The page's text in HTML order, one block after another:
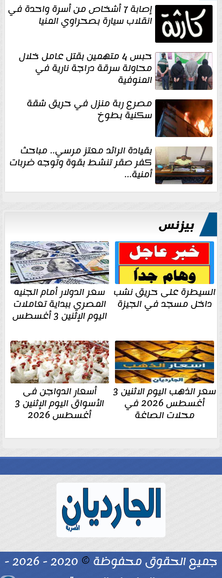
إصابة 7 أشخاص من أسرة واحدة في
انقلاب سيارة بصحراوي المنيا
حبس 4 متهمين بقتل عامل خلال
محاولة سرقة دراجة نارية في
المنوفية
مصرع ربة منزل في حريق شقة
سكنية بطوخ
بقيادة الرائد معتز مرسي.. مباحث
كفر صقر تنشط بقوة وتوجه ضربات
أمنية...
بيزنس
السيطرة على حريق نشب
داخل مسجد في الجيزة
سعر الدولار أمام الجنيه
المصري ببداية تعاملات
اليوم الإثنين 3 أغسطس
سعر الذهب اليوم الاثنين 3
أغسطس 2026 في
محلات الصاغة
أسعار الدواجن فى
الأسواق اليوم الإثنين 3
أغسطس 2026
جميع الحقوق محفوظة ©
2020 - 2026 -